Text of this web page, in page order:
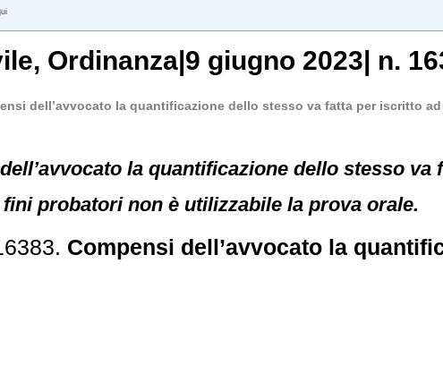
, Ordinanza|9 giugno 2023| n.
dell’avvocato la quantificazione dello stesso va fatta per iscritto
la quantificazione dello stesso
probatori non è utilizzabile la prova orale.
Compensi dell’avvocato la